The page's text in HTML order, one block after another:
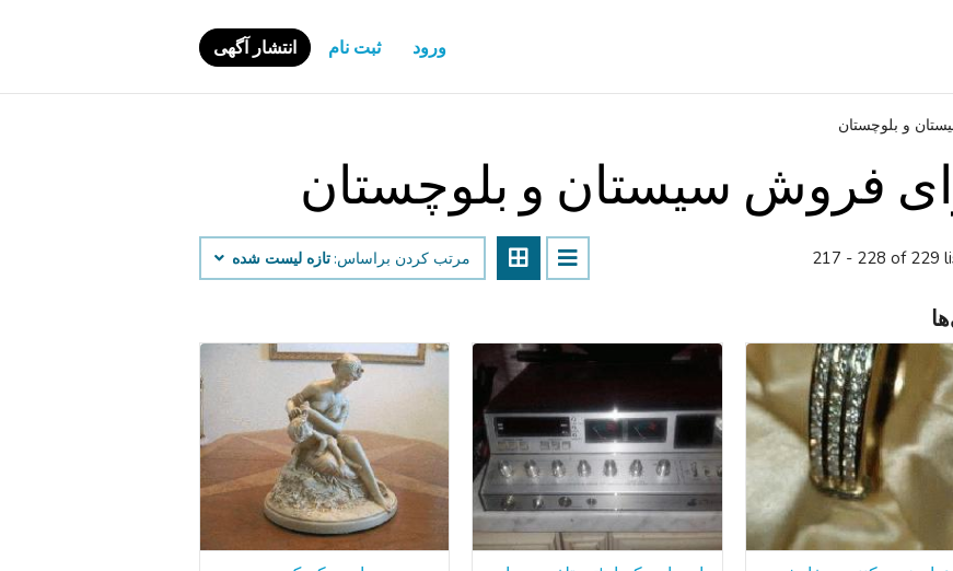
ورود ثبت نام انتشار آگهی
و بلوچستان
فروش سیستان و بلوچستان
217 - 228 of 229 مرتب کردن براساس: تازه لیست شده